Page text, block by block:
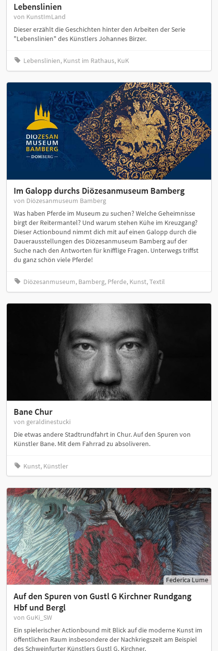
Lebenslinien
von KunstImLand
Dieser erzählt die Geschichten hinter den Arbeiten der Serie
"Lebenslinien" des Künstlers Johannes Birzer.
Lebenslinien, Kunst im Rathaus, KuK
Im Galopp durchs Diözesanmuseum Bamberg
von Diözesanmuseum Bamberg
Was haben Pferde im Museum zu suchen? Welche Geheimnisse
birgt der Reitermantel? Und warum stehen Kühe im Kreuzgang?
Dieser Actionbound nimmt dich mit auf einen Galopp durch die
Dauerausstellungen des Diözesanmuseum Bamberg auf der
Suche nach den Antworten für knifflige Fragen. Unterwegs triffst
du ganz schön viele Pferde!
Diözesanmuseum, Bamberg, Pferde, Kunst, Textil
Bane Chur
von geraldinestucki
Die etwas andere Stadtrundfahrt in Chur. Auf den Spuren von
Künstler Bane. Mit dem Fahrrad zu absoliveren.
Kunst, Künstler
Federica Lume
Auf den Spuren von Gustl G Kirchner Rundgang
Hbf und Bergl
von GuKi_SW
Ein spielerischer Actionbound mit Blick auf die moderne Kunst im
öffentlichen Raum insbesondere der Nachkriegszeit am Beispiel
des Schweinfurter Künstlers Gustl G. Kirchner.